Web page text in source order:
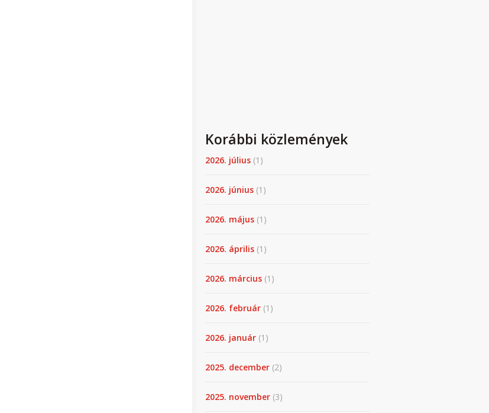
Korábbi közlemények
2026. július (1)
2026. június (1)
2026. május (1)
2026. április (1)
2026. március (1)
2026. február (1)
2026. január (1)
2025. december (2)
2025. november (3)